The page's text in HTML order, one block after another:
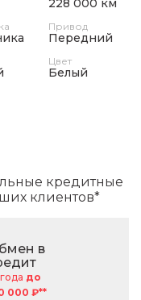
228 000 км
Привод
Передний
Цвет
Белый
кредитные
клиентов*
в
до
000 ₽**